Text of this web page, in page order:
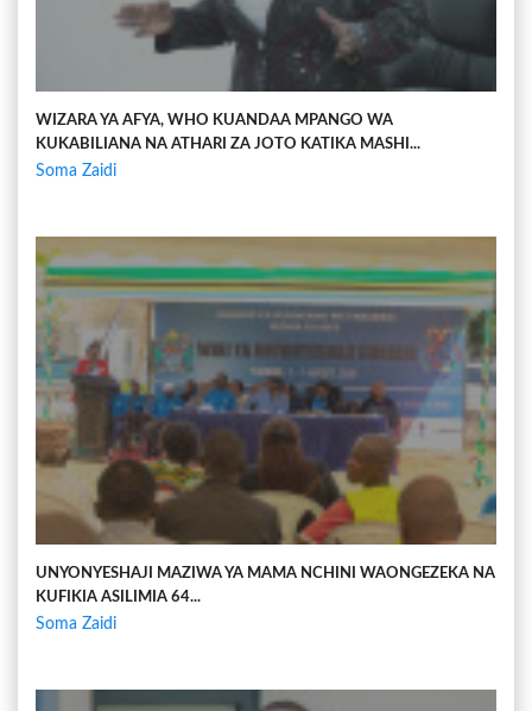
WIZARA YA AFYA, WHO KUANDAA MPANGO WA
KUKABILIANA NA ATHARI ZA JOTO KATIKA MASHI...
Soma Zaidi
UNYONYESHAJI MAZIWA YA MAMA NCHINI WAONGEZEKA NA
KUFIKIA ASILIMIA 64...
Soma Zaidi